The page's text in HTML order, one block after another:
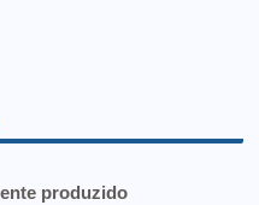
produzido